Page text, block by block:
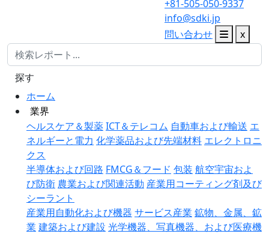
+81-505-050-9337
info@sdki.jp
問い合わせ
x
ホーム
業界
ヘルスケア＆製薬ICT＆テレコム 自動車および輸送 エ
ネルギーと電力 化学薬品および先端材料 エレクトロニ
クス
半導体および回路 FMCG＆フード 包装 航空宇宙およ
び防衛 農業および関連活動 産業用コーティング剤及び
シーラント
産業用自動化および機器 サービス産業 鉱物、金属、鉱
業 建築および建設 光学機器、写真機器、および医療機
探す